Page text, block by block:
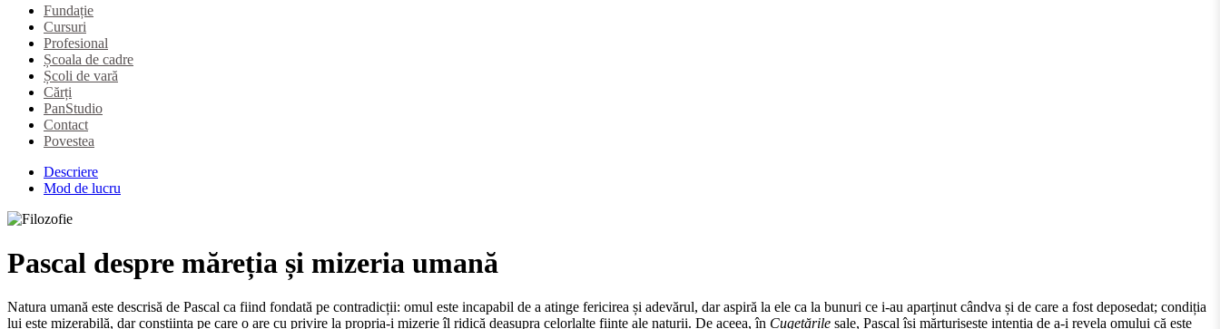
Fundație
Cursuri
Profesional
Școala de cadre
Școli de vară
Cărți
PanStudio
Contact
Povestea
Descriere
Mod de lucru
Pascal despre măreția și mizeria umană
Natura umană este descrisă de Pascal ca fiind fondată pe contradicții: omul este incapabil de a atinge fericirea și adevărul, dar aspiră la ele ca la bunuri ce i-au aparținut cândva și de care a fost deposedat; condiția
lui este mizerabilă, dar conștiința pe care o are cu privire la propria-i mizerie îl ridică deasupra celorlalte ființe ale naturii. De aceea, în Cugetările sale, Pascal își mărturisește intenția de a-i revela omului că este